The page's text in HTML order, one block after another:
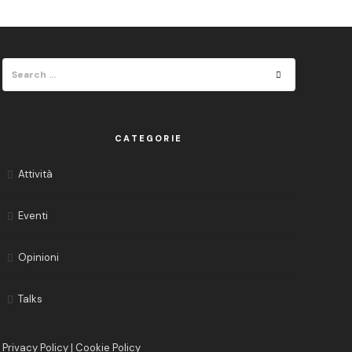
CATEGORIE
Attività
Eventi
Opinioni
Talks
Privacy Policy| Cookie Policy